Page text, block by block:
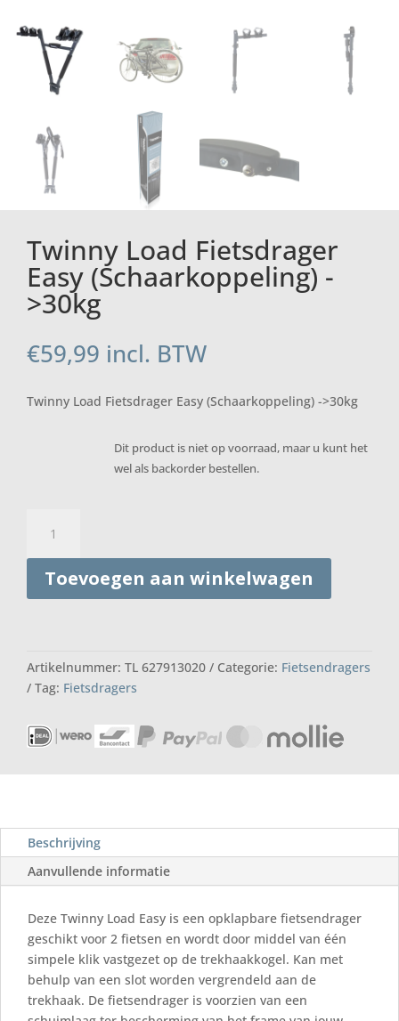
Twinny Load Fietsdrager
Easy (Schaarkoppeling) -
>30kg
€59,99 incl. BTW
Twinny Load Fietsdrager Easy (Schaarkoppeling) ->30kg
Dit product is niet op voorraad, maar u kunt het
wel als backorder bestellen.
Load
Fietsdrager
Easy
(Schaarkoppeling)
aantal
Toevoegen aan winkelwagen
Artikelnummer: TL 627913020 Categorie: Fietsendragers
Tag: Fietsdragers
Beschrijving
Aanvullende informatie
Deze Twinny Load Easy is een opklapbare fietsendrager
geschikt voor 2 fietsen en wordt door middel van één
simpele klik vastgezet op de trekhaakkogel. Kan met
behulp van een slot worden vergrendeld aan de
trekhaak. De fietsendrager is voorzien van een